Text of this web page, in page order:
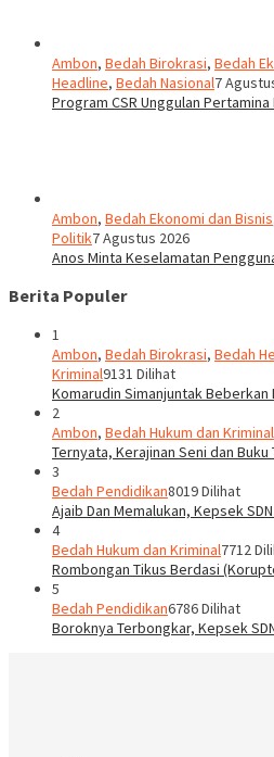
Ambon, Bedah Birokrasi, Bedah
Headline, Bedah Nasional7
Program CSR Unggulan
Ambon, Bedah Ekonomi dan Bisnis
Politik7 Agustus 2026
Anos Minta Keselamatan
Berita Populer
1
Ambon, Bedah Birokrasi, Bedah
Kriminal9131 Dilihat
Komarudin Simanjuntak
2
Ambon, Bedah Hukum dan Kriminal
Ternyata, Kerajinan Seni dan
3
Bedah Pendidikan8019 Dilihat
Ajaib Dan Memalukan, Kepsek
4
Bedah Hukum dan Kriminal7712
Rombongan Tikus Berdasi
5
Bedah Pendidikan6786 Dilihat
Boroknya Terbongkar, Kepsek